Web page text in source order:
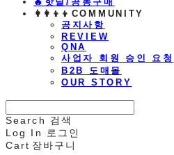
👩‍👩‍👦‍👦COMMUNITY
공지사항
REVIEW
QNA
사업자 회원 승인 요청
B2B 도매몰
OUR STORY
Search
검색
Log In
로그인
Cart 장바구니